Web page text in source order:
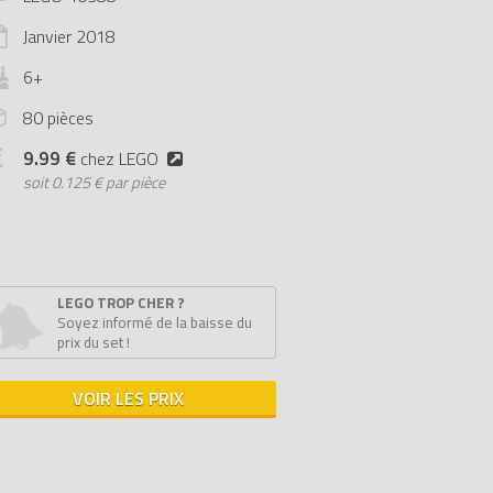
Janvier 2018
6+
80 pièces
9.99 € chez LEGO
soit0.125 € par pièce
LEGO TROP CHER ?
Soyez informé de la baisse du
prix du set !
VOIR LES PRIX